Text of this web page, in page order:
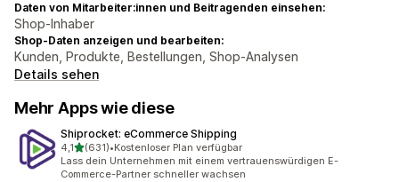
Daten von Mitarbeiter:innen und Beitragenden einsehen:
Shop-Inhaber
Shop-Daten anzeigen und bearbeiten:
Kunden, Produkte, Bestellungen, Shop-Analysen
Details sehen
Mehr Apps wie diese
Shiprocket: eCommerce Shipping
4,1von 5 Sternen
(631)
631 Rezensionen insgesamt
•Kostenloser Plan verfügbar
Lass dein Unternehmen mit einem vertrauenswürdigen E-
Commerce-Partner schneller wachsen